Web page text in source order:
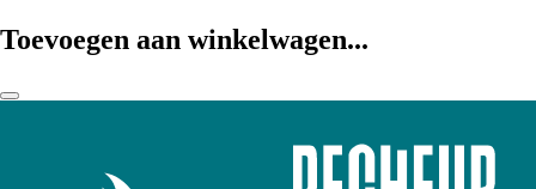
Toevoegen aan winkelwagen...